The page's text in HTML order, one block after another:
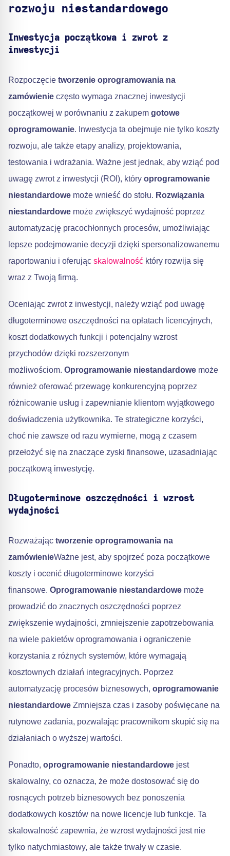
rozwoju niestandardowego
Inwestycja początkowa i zwrot z
inwestycji
Rozpoczęcie tworzenie oprogramowania na
zamówienie często wymaga znacznej inwestycji
początkowej w porównaniu z zakupem gotowe
oprogramowanie. Inwestycja ta obejmuje nie tylko koszty
rozwoju, ale także etapy analizy, projektowania,
testowania i wdrażania. Ważne jest jednak, aby wziąć pod
uwagę zwrot z inwestycji (ROI), który oprogramowanie
niestandardowe może wnieść do stołu. Rozwiązania
niestandardowe może zwiększyć wydajność poprzez
automatyzację pracochłonnych procesów, umożliwiając
lepsze podejmowanie decyzji dzięki spersonalizowanemu
raportowaniu i oferując skalowalność który rozwija się
wraz z Twoją firmą.
Oceniając zwrot z inwestycji, należy wziąć pod uwagę
długoterminowe oszczędności na opłatach licencyjnych,
koszt dodatkowych funkcji i potencjalny wzrost
przychodów dzięki rozszerzonym
możliwościom. Oprogramowanie niestandardowe może
również oferować przewagę konkurencyjną poprzez
różnicowanie usług i zapewnianie klientom wyjątkowego
doświadczenia użytkownika. Te strategiczne korzyści,
choć nie zawsze od razu wymierne, mogą z czasem
przełożyć się na znaczące zyski finansowe, uzasadniając
początkową inwestycję.
Długoterminowe oszczędności i wzrost
wydajności
Rozważając tworzenie oprogramowania na
zamówienieWażne jest, aby spojrzeć poza początkowe
koszty i ocenić długoterminowe korzyści
finansowe. Oprogramowanie niestandardowe może
prowadzić do znacznych oszczędności poprzez
zwiększenie wydajności, zmniejszenie zapotrzebowania
na wiele pakietów oprogramowania i ograniczenie
korzystania z różnych systemów, które wymagają
kosztownych działań integracyjnych. Poprzez
automatyzację procesów biznesowych, oprogramowanie
niestandardowe Zmniejsza czas i zasoby poświęcane na
rutynowe zadania, pozwalając pracownikom skupić się na
działaniach o wyższej wartości.
Ponadto, oprogramowanie niestandardowe jest
skalowalny, co oznacza, że może dostosować się do
rosnących potrzeb biznesowych bez ponoszenia
dodatkowych kosztów na nowe licencje lub funkcje. Ta
skalowalność zapewnia, że wzrost wydajności jest nie
tylko natychmiastowy, ale także trwały w czasie.